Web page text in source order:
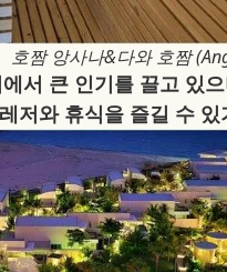
호짬 앙사나&다와 호짬
서 큰 인기를 끌고 있
저와 휴식을 즐길 수